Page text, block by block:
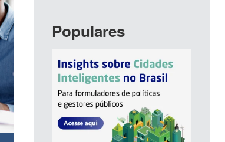
Populares